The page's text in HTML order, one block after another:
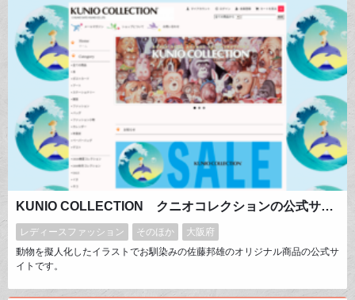
KUNIO COLLECTION クニオコレクションの公式サイト 佐藤邦雄のオリジナルブランド
レディースファッション そのほか
大阪府
動物を擬人化したイラストでお馴染みの佐藤邦雄のオリジナル商品の公式サ
イトです。